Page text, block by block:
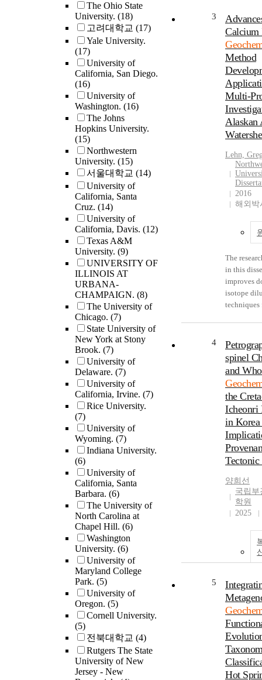
The Ohio State
University. (18)
고려대학교 (17)
Yale University.
(17)
University of
California, San Diego.
(16)
University of
Washington. (16)
The Johns
Hopkins University.
(15)
Northwestern
University. (15)
서울대학교 (14)
University of
California, Santa
Cruz. (14)
University of
California, Davis. (12)
Texas A&M
University. (9)
UNIVERSITY OF
ILLINOIS AT
URBANA-
CHAMPAIGN. (8)
The University of
Chicago. (7)
State University of
New York at Stony
Brook. (7)
University of
Delaware. (7)
University of
California, Irvine. (7)
Rice University.
(7)
University of
Wyoming. (7)
Indiana University.
(6)
University of
California, Santa
Barbara. (6)
The University of
North Carolina at
Chapel Hill. (6)
Washington
University. (6)
University of
Maryland College
Park. (5)
University of
Oregon. (5)
Cornell University.
(5)
전북대학교 (4)
Rutgers The State
University of New
Jersey - New
region.
depletion
subset of
forming a
that
weathering
dominant
process,
weathering
11 meq m-2 yr-
Ca/Ba and
87Sr/
soils and
elemental
87Sr/86Sr
depth of
integrated
across the
From 1994
mean
in low-
to 0.7119
p=0.012),
Ca/Ba
significant
trends that
consistent
increasing
water
trends
evidence
thaw
increases
traditional
techniques. The
of an in-
stream
also
elevated
from the
Estimates
may be
to 100
3
Calcium
Method
Multi-
Alaskan
Lehn,
2016
해외박
The
in this
improves
isotope
techniques
variations
44/40Ca
delta44/
Collector
Ionization
TIMS). In
with other
isotopic
precision
mountain
on the
how
freeze/
active
developed
Carlo error
optimize
delta 44/
using a
double-
maximizes
4
spinel
and
the
Icheonri
in Korea
Tectonic
양희선
국립부
학원
2025
5
Hot